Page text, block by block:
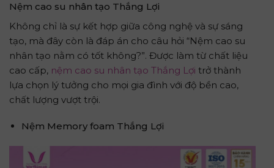
Nệm cao su nhân tạo Thắng Lợi
Không chỉ là sự kết hợp giữa công nghệ và sự sáng
tạo, mà đây còn là đáp án cho câu hỏi “Nệm cao su
nhân tạo nằm có tốt không?”. Được làm từ chất liệu
cao cấp, nệm cao su nhân tạo Thắng Lợi trở thành
lựa chọn lý tưởng cho mọi gia đình với độ bền cao,
chất lượng vượt trội.
Nệm Memory foam Thắng Lợi